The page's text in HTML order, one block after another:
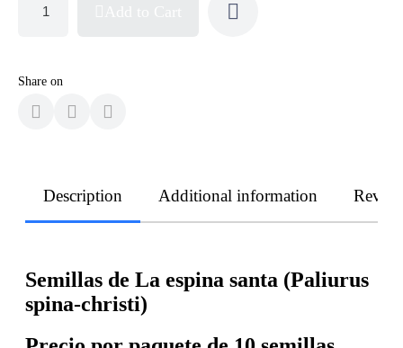
Share on
Description Additional information
Semillas de La espina santa (Paliurus
spina-christi)